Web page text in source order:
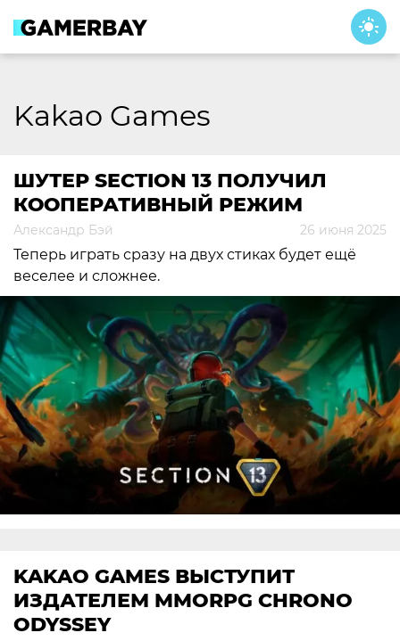
content
Kakao Games
ШУТЕР SECTION 13 ПОЛУЧИЛ
КООПЕРАТИВНЫЙ РЕЖИМ
Александр Бэй 26 июня 2025
Теперь играть сразу на двух стиках будет ещё
веселее и сложнее.
KAKAO GAMES ВЫСТУПИТ
ИЗДАТЕЛЕМ MMORPG CHRONO
ODYSSEY